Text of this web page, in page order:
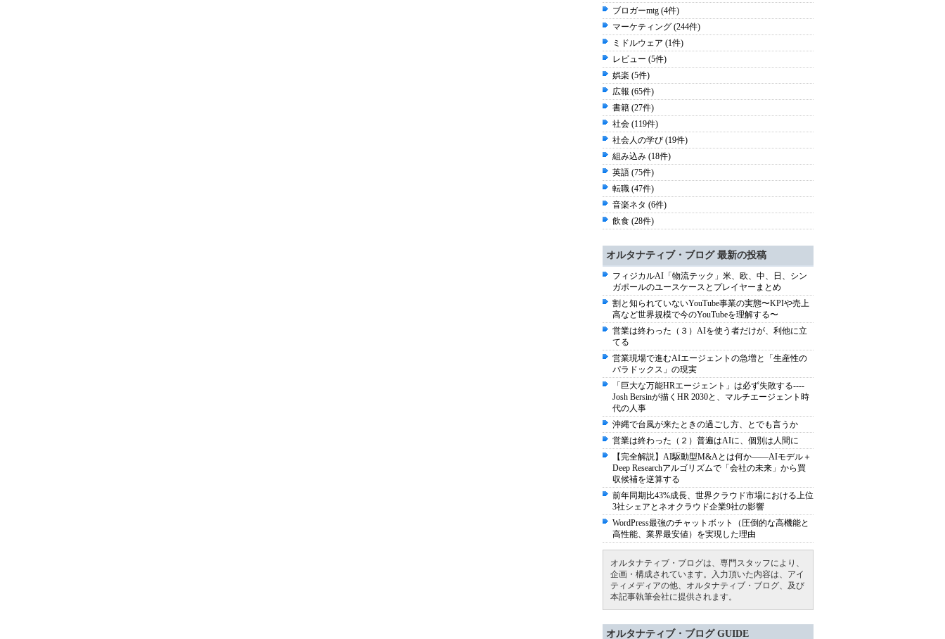
ブロガーmtg (4件)
マーケティング (244件)
ミドルウェア (1件)
レビュー (5件)
娯楽 (5件)
広報 (65件)
書籍 (27件)
社会 (119件)
社会人の学び (19件)
組み込み (18件)
英語 (75件)
転職 (47件)
音楽ネタ (6件)
飲食 (28件)
オルタナティブ・ブログ 最新の投稿
フィジカルAI「物流テック」米、欧、中、日、シン
ガポールのユースケースとプレイヤーまとめ
割と知られていないYouTube事業の実態〜KPIや売上
高など世界規模で今のYouTubeを理解する〜
営業は終わった（３）AIを使う者だけが、利他に立
てる
営業現場で進むAIエージェントの急増と「生産性の
パラドックス」の現実
「巨大な万能HRエージェント」は必ず失敗する----
Josh Bersinが描くHR 2030と、マルチエージェント時
代の人事
沖縄で台風が来たときの過ごし方、とでも言うか
営業は終わった（２）普遍はAIに、個別は人間に
【完全解説】AI駆動型M&Aとは何か――AIモデル＋
Deep Researchアルゴリズムで「会社の未来」から買
収候補を逆算する
前年同期比43%成長、世界クラウド市場における上位
3社シェアとネオクラウド企業9社の影響
WordPress最強のチャットボット（圧倒的な高機能と
高性能、業界最安値）を実現した理由
オルタナティブ・ブログは、専門スタッフにより、
企画・構成されています。入力頂いた内容は、アイ
ティメディアの他、オルタナティブ・ブログ、及び
本記事執筆会社に提供されます。
オルタナティブ・ブログ GUIDE